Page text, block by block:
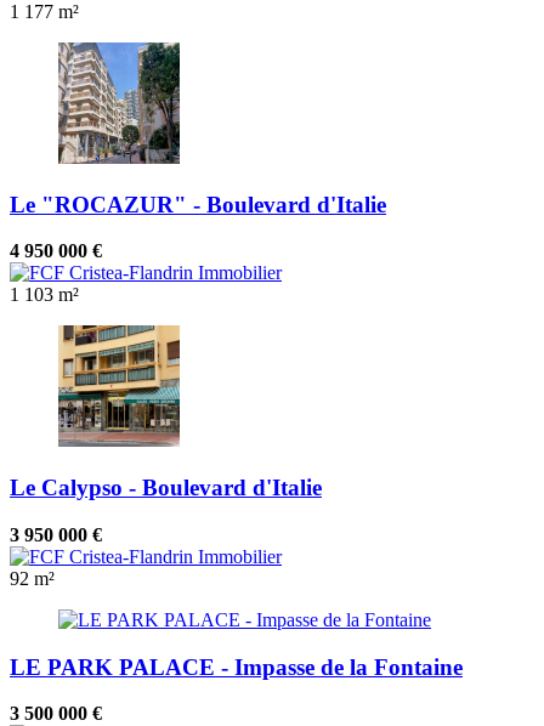
1 177 m²
Le "ROCAZUR" - Boulevard d'Italie
4 950 000 €
1 103 m²
Le Calypso - Boulevard d'Italie
3 950 000 €
92 m²
LE PARK PALACE - Impasse de la Fontaine
3 500 000 €